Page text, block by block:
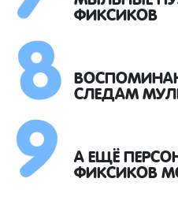
ФИКСИКОВ
СЛЕДАМ
А ЕЩЁ
ФИКСИКОВ